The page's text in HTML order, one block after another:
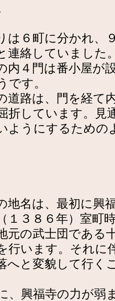
は６町に分かれ、
連絡していました
内４門は番小屋が
です。
道路は、門を経て
折しています。見
ようにするための
地名は、最初に興
１３８６年）室町
元の武士団である
行います。それに
へと変貌して行く
、興福寺の力が弱